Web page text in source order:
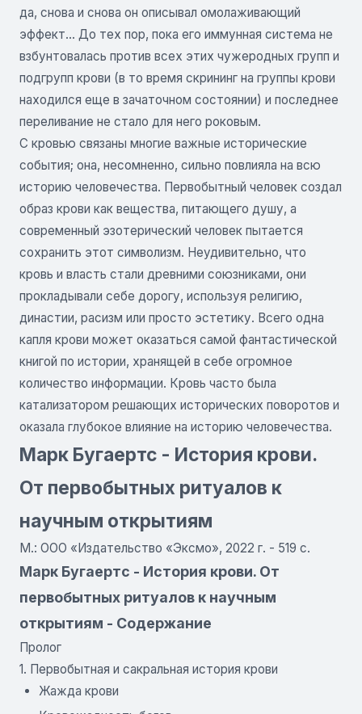
да, снова и снова он описывал омолаживающий
эффект… До тех пор, пока его иммунная система не
взбунтовалась против всех этих чужеродных групп и
подгрупп крови (в то время скрининг на группы крови
находился еще в зачаточном состоянии) и последнее
переливание не стало для него роковым.
С кровью связаны многие важные исторические
события; она, несомненно, сильно повлияла на всю
историю человечества. Первобытный человек создал
образ крови как вещества, питающего душу, а
современный эзотерический человек пытается
сохранить этот символизм. Неудивительно, что
кровь и власть стали древними союзниками, они
прокладывали себе дорогу, используя религию,
династии, расизм или просто эстетику. Всего одна
капля крови может оказаться самой фантастической
книгой по истории, хранящей в себе огромное
количество информации. Кровь часто была
катализатором решающих исторических поворотов и
оказала глубокое влияние на историю человечества.
Марк Бугаертс - История крови.
От первобытных ритуалов к
научным открытиям
М.: ООО «Издательство «Эксмо», 2022 г. - 519 с.
Марк Бугаертс - История крови. От
первобытных ритуалов к научным
открытиям - Содержание
Пролог
1. Первобытная и сакральная история крови
Жажда крови